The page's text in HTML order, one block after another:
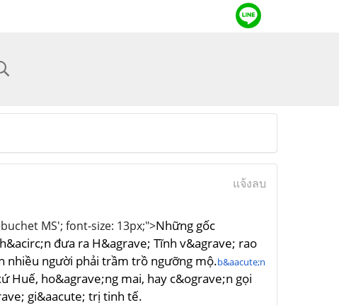
แจ้งลบ
MS'; font-size: 13px;">Những gốc
đưa ra H&agrave; Tĩnh v&agrave; rao
nhiều người phải trầm trồ ngưỡng mộ.b&aacute;n
Huế, ho&agrave;ng mai, hay c&ograve;n gọi
gi&aacute; trị tinh tế.